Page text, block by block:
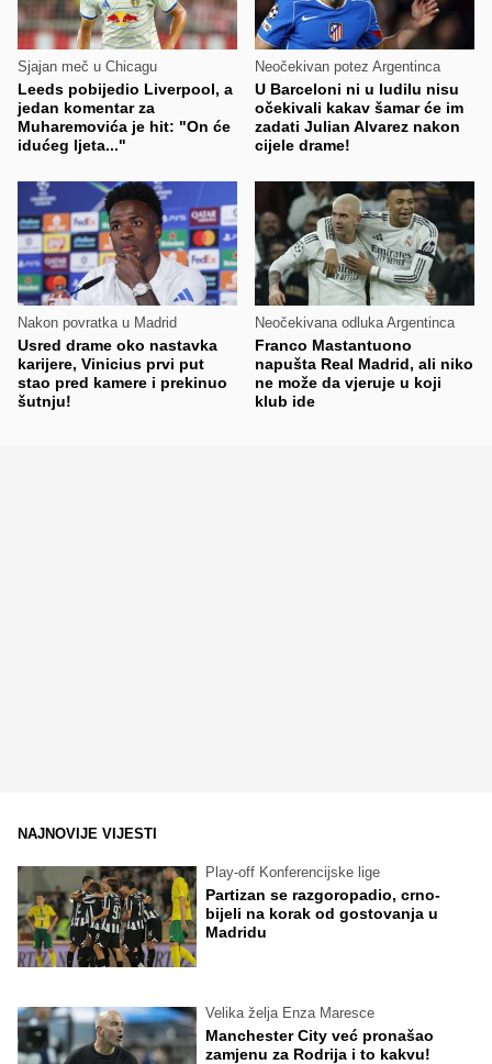
Sjajan meč u Chicagu
Leeds pobijedio Liverpool, a
jedan komentar za
Muharemovića je hit: "On će
idućeg ljeta..."
Neočekivan potez Argentinca
U Barceloni ni u ludilu nisu
očekivali kakav šamar će im
zadati Julian Alvarez nakon
cijele drame!
Nakon povratka u Madrid
Usred drame oko nastavka
karijere, Vinicius prvi put
stao pred kamere i prekinuo
šutnju!
Neočekivana odluka Argentinca
Franco Mastantuono
napušta Real Madrid, ali niko
ne može da vjeruje u koji
klub ide
NAJNOVIJE VIJESTI
Play-off Konferencijske lige
Partizan se razgoropadio, crno-
bijeli na korak od gostovanja u
Madridu
Velika želja Enza Maresce
Manchester City već pronašao
zamjenu za Rodrija i to kakvu!